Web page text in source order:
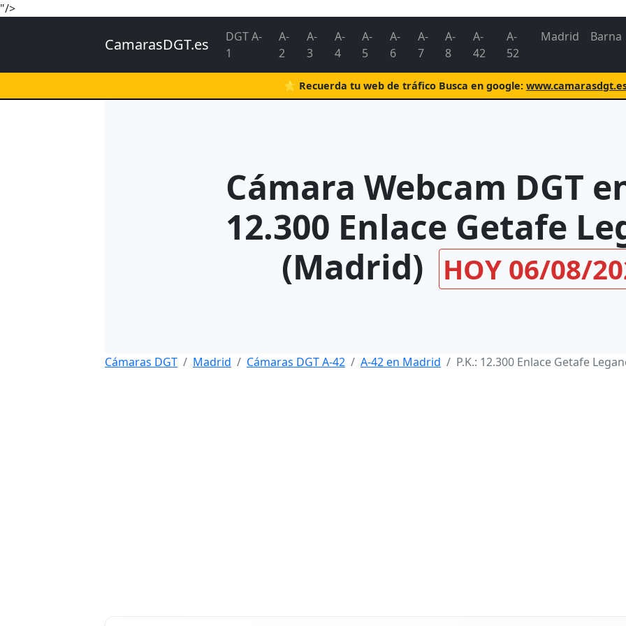
"/>
CamarasDGT.es
DGT A-
1
A-
2
A-
3
A-
4
A-
5
A-
6
A-
7
A-
8
A-
42
A-
52
Madrid Barna
⭐ Recuerda tu web de tráfico Busca en google:
Cámara Webcam DGT
12.300 Enlace Getafe
(Madrid)
HOY 06/08/
Cámaras DGT Madrid Cámaras DGT A-42 A-42 en Madrid P.K.: 12.300 Enlace Getafe